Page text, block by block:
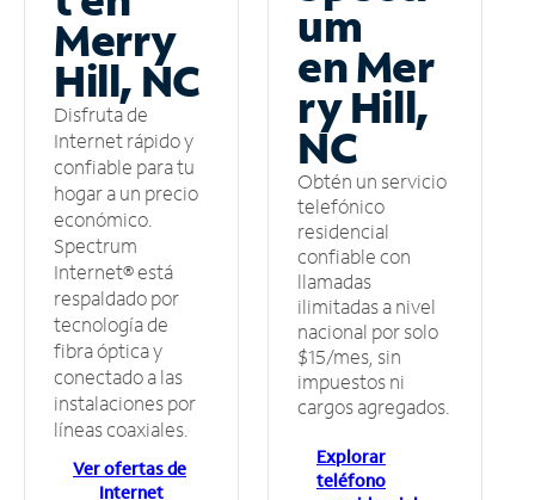
Merry
Hill, NC
Disfruta de
Internet rápido y
confiable para tu
hogar a un precio
económico.
Spectrum
Internet® está
respaldado por
tecnología de
fibra óptica y
conectado a las
instalaciones por
líneas coaxiales.
Ver ofertas de
Internet
um
en Mer
ry Hill,
NC
Obtén un servicio
telefónico
residencial
confiable con
llamadas
ilimitadas a nivel
nacional por solo
$15/mes, sin
impuestos ni
cargos agregados.
Explorar
teléfono